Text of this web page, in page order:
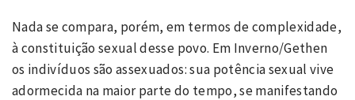
Nada se compara, porém, em termos de complexidade,
à constituição sexual desse povo. Em Inverno/Gethen
os indivíduos são assexuados: sua potência sexual vive
adormecida na maior parte do tempo, se manifestando